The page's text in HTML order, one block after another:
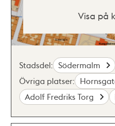
Visa på
Stadsdel: Södermalm
Övriga platser:
Adolf Fredriks Torg